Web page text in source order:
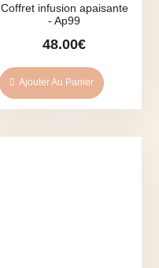
Coffret infusion apaisante
- Ap99
48.00€
Ajouter Au Panier